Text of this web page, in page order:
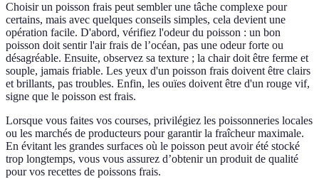
Choisir un poisson frais peut sembler une tâche complexe pour
certains, mais avec quelques conseils simples, cela devient une
opération facile. D'abord, vérifiez l'odeur du poisson : un bon
poisson doit sentir l'air frais de l’océan, pas une odeur forte ou
désagréable. Ensuite, observez sa texture ; la chair doit être ferme et
souple, jamais friable. Les yeux d'un poisson frais doivent être clairs
et brillants, pas troubles. Enfin, les ouïes doivent être d'un rouge vif,
signe que le poisson est frais.
Lorsque vous faites vos courses, privilégiez les poissonneries locales
ou les marchés de producteurs pour garantir la fraîcheur maximale.
En évitant les grandes surfaces où le poisson peut avoir été stocké
trop longtemps, vous vous assurez d’obtenir un produit de qualité
pour vos recettes de poissons frais.